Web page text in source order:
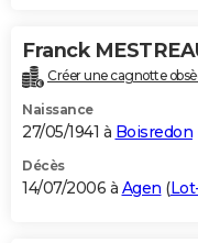
Franck
Créer une cagnotte
Naissance
27/05/1941 à Boisredon
Décès
14/07/2006 à Agen (